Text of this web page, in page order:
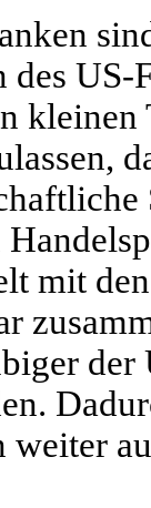
des
kleinen
mit
weiter